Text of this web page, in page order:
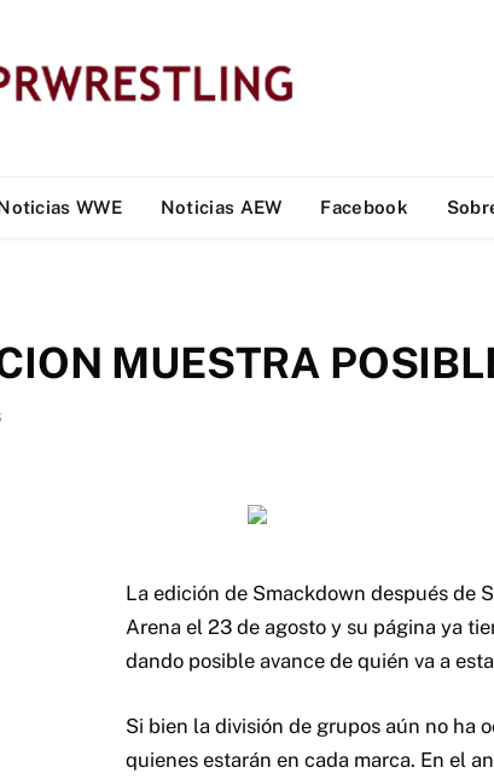
WWE Noticias AEW Facebook
MUESTRA
La edición de Smackdown después de
Arena el 23 de agosto y su página ya
dando posible avance de quién va a
Si bien la división de grupos aún no ha
quienes estarán en cada marca. En el